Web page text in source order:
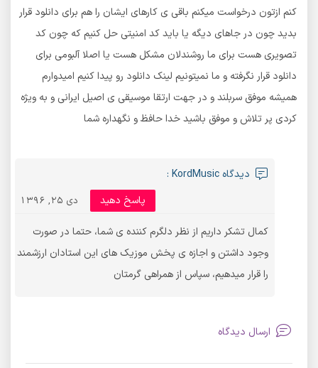
کنم ازتون درخواست میکنم باقی ی کارهای ایشان را هم برای دانلود قرار
بدید چون در جاهای دیگه یا باید کد امنیتی حل کنیم که چون کد
تصویری هست برای ما روشندلان مشکل هست یا اصلا آلبومی برای
دانلود قرار نگرفته و ما نمیتونیم لینک دانلود رو پیدا کنیم امیدوارم
همیشه موفق سربلند و در جهت ارتقا موسیقی ی اصیل ایرانی و به ویژه
کردی پر تلاش و موفق باشید خدا حافظ و نگهداره شما
دیدگاه KordMusic :
دی 25, 1396 پاسخ دهید
کمال تشکر داریم از نظر دلگرم کننده ی شما، حتما در صورت
وجود داشتن و اجازه ی پخش موزیک های این استادان ارزشمند
را قرار میدهیم، سپاس از همراهی گرمتان
ارسال دیدگاه